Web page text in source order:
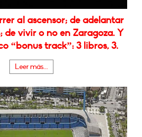
al ascensor; de adelantar
de vivir o no en Zaragoza. Y
“bonus track”: 3 libros, 3.
Leer más...